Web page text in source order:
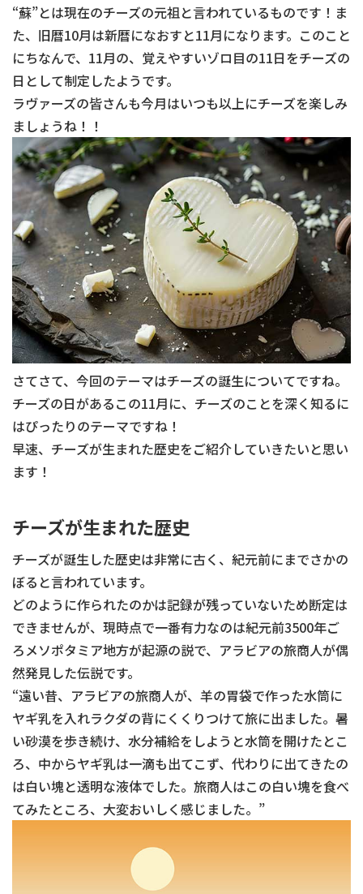
“蘇”とは現在のチーズの元祖と言われているものです！ま
た、旧暦10月は新暦になおすと11月になります。このこと
にちなんで、11月の、覚えやすいゾロ目の11日をチーズの
日として制定したようです。
ラヴァーズの皆さんも今月はいつも以上にチーズを楽しみ
ましょうね！！
さてさて、今回のテーマはチーズの誕生についてですね。
チーズの日があるこの11月に、チーズのことを深く知るに
はぴったりのテーマですね！
早速、チーズが生まれた歴史をご紹介していきたいと思い
ます！
チーズが生まれた歴史
チーズが誕生した歴史は非常に古く、紀元前にまでさかの
ぼると言われています。
どのように作られたのかは記録が残っていないため断定は
できませんが、現時点で一番有力なのは紀元前3500年ご
ろメソポタミア地方が起源の説で、アラビアの旅商人が偶
然発見した伝説です。
“遠い昔、アラビアの旅商人が、羊の胃袋で作った水筒に
ヤギ乳を入れラクダの背にくくりつけて旅に出ました。暑
い砂漠を歩き続け、水分補給をしようと水筒を開けたとこ
ろ、中からヤギ乳は一滴も出てこず、代わりに出てきたの
は白い塊と透明な液体でした。旅商人はこの白い塊を食べ
てみたところ、大変おいしく感じました。”